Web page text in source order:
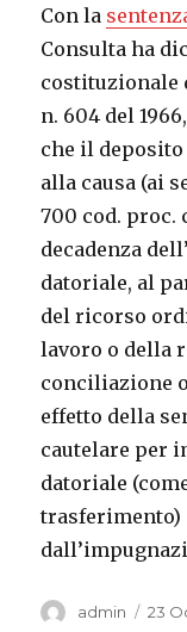
Con la
Consulta ha
costituzionale
n. 604 del
che il
alla causa (ai
700 cod. proc.
decadenza
datoriale, al
del ricorso
lavoro o della
conciliazione
effetto della
cautelare per
datoriale
Author
admin 23